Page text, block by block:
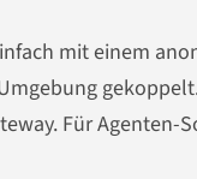
mit einem
Für